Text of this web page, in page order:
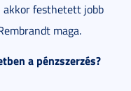
festhetett jobb
maga.
a pénzszerzés?